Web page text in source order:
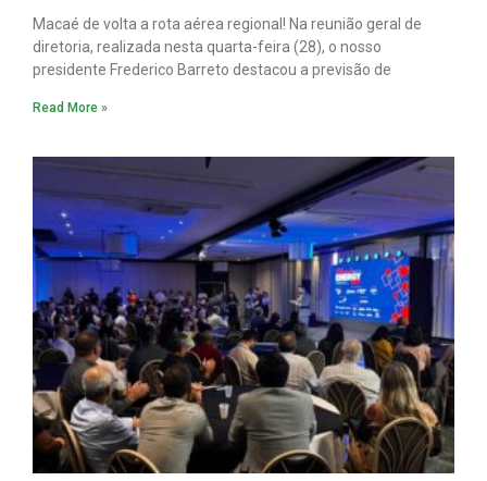
Macaé de volta a rota aérea regional! Na reunião geral de
diretoria, realizada nesta quarta-feira (28), o nosso
presidente Frederico Barreto destacou a previsão de
Read More »